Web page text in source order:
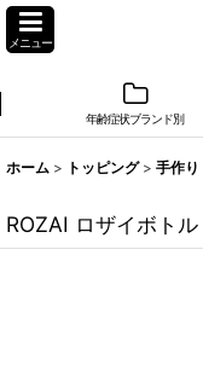
メニュー
年齢症状ブランド別
ホーム > トッピング > 手作り
ROZAI ロザイボト